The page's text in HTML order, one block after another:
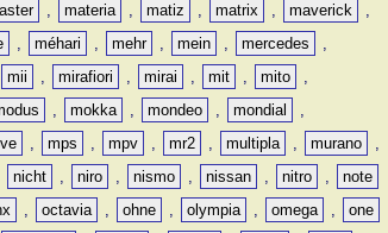
, materia , matiz , matrix , maverick
,
, méhari , mehr , mein , mercedes
,
mii , mirafiori , mirai , mit , mito
,
, mokka , mondeo , mondial
,
, mps , mpv , mr2 , multipla , murano
,
nicht , niro , nismo , nissan , nitro ,
note
, octavia , ohne , olympia , omega ,
one